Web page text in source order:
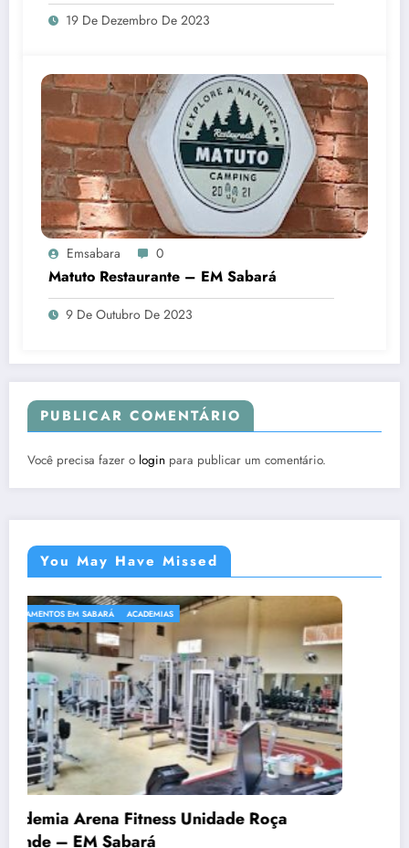
19 De Dezembro De 2023
Emsabara 0
Matuto Restaurante – EM Sabará
9 De Outubro De 2023
PUBLICAR COMENTÁRIO
Você precisa fazer o login para publicar um comentário.
You May Have Missed
ACADEMIAS